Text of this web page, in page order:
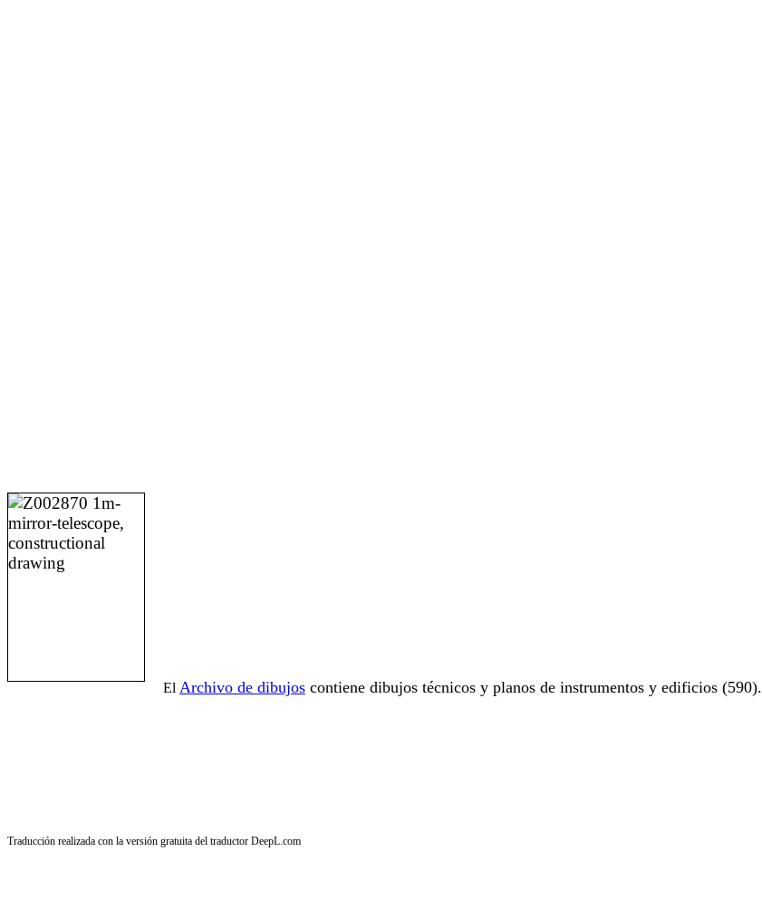
El Archivo de dibujos contiene dibujos técnicos y planos de instrumentos y edificios (590).
Traducción realizada con la versión gratuita del traductor DeepL.com